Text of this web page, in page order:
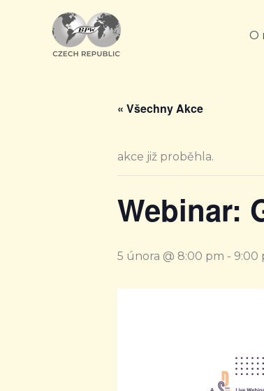
O
« Všechny Akce
akce již proběhla.
Webinar:
5 února @ 8:00 pm - 9:00